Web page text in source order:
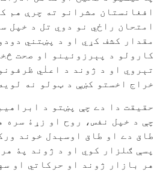
افغانستان مشرانو ته چرې هم
امتحان راځي نو دوي تل د خپل
مقدار کشف کړي او د پښتني
کارولو د پېرزوئينو او صحت
تېروي او د ژوند د اعلٰي
خراج اخستو کښې د ټولو نه
حقيقت دا دے چې پښتو د
چې د خپل نفس، روح او زړۀ سره
طاق دے او طاق اوسېدل خوند
پسې ګلزار کوي او د ژوند پۀ
هر بازار ژوند او حرکاتي او